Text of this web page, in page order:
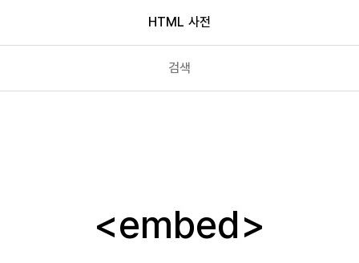
HTML 사전
dt
em
embed